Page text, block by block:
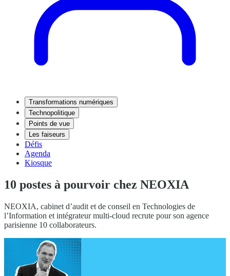
Transformations numériques
Technopolitique
Points de vue
Les faiseurs
Défis
Agenda
Kiosque
10 postes à pourvoir chez NEOXIA
NEOXIA, cabinet d’audit et de conseil en Technologies de
l’Information et intégrateur multi-cloud recrute pour son agence
parisienne 10 collaborateurs.